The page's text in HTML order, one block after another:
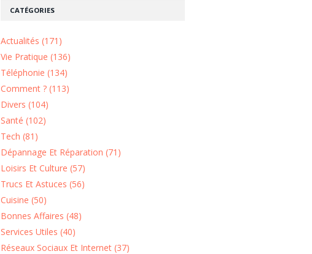
CATÉGORIES
Actualités (171)
Vie Pratique (136)
Téléphonie (134)
Comment ? (113)
Divers (104)
Santé (102)
Tech (81)
Dépannage Et Réparation (71)
Loisirs Et Culture (57)
Trucs Et Astuces (56)
Cuisine (50)
Bonnes Affaires (48)
Services Utiles (40)
Réseaux Sociaux Et Internet (37)